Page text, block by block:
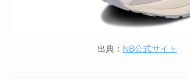
出典： NB公式サイト